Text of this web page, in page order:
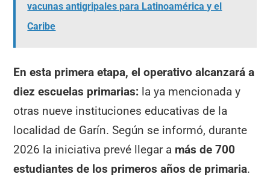
vacunas antigripales para Latinoamérica y el
Caribe
En esta primera etapa, el operativo alcanzará a
diez escuelas primarias: la ya mencionada y
otras nueve instituciones educativas de la
localidad de Garín. Según se informó, durante
2026 la iniciativa prevé llegar a más de 700
estudiantes de los primeros años de primaria.